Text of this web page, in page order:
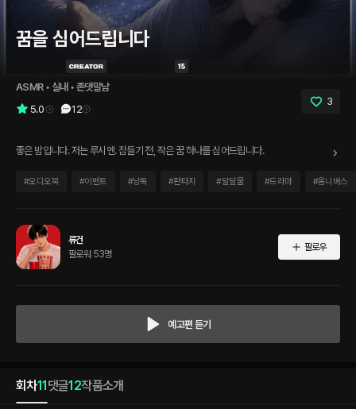
꿈을 심어드립니다
ASMR • 실내 • 존댓말남
5.0
12
3
좋은 밤입니다. 저는 루시엔. 잠들기 전, 작은 꿈 하나를 심어드립니다.
#오디오북 #이벤트 #낭독 #판타지 #달달물 #드라마 #옴니버스
류건
팔로워 53명
팔로우
예고편 듣기
회차11댓글12작품소개